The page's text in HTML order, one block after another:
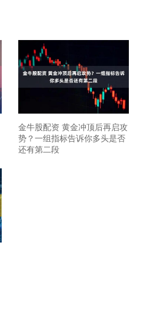
金牛股配资 黄金冲顶后再启攻
势？一组指标告诉你多头是否
还有第二段